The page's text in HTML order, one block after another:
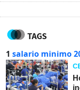
TAGS
1 salario minimo